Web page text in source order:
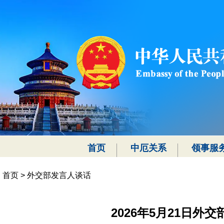
首页 中厄关系 领事服
首页 > 外交部发言人谈话
2026年5月21日外交